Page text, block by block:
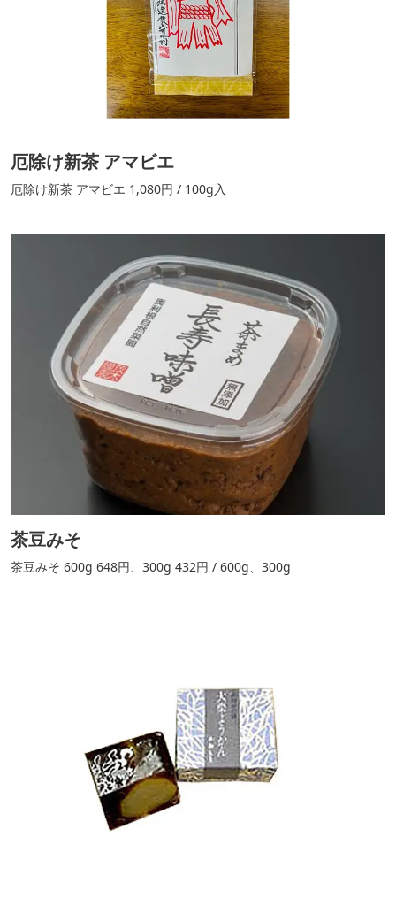
厄除け新茶 アマビエ
厄除け新茶 アマビエ 1,080円 / 100g入
茶豆みそ
茶豆みそ 600g 648円、300g 432円 / 600g、300g